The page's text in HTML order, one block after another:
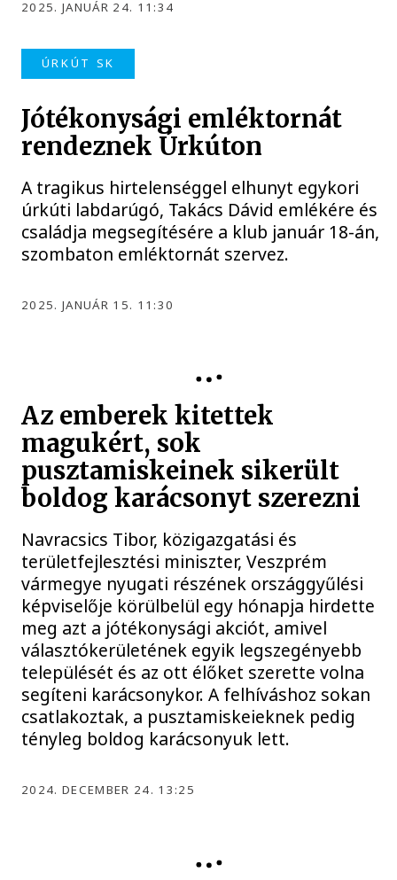
2025. JANUÁR 24. 11:34
ÚRKÚT SK
Jótékonysági emléktornát
rendeznek Úrkúton
A tragikus hirtelenséggel elhunyt egykori
úrkúti labdarúgó, Takács Dávid emlékére és
családja megsegítésére a klub január 18-án,
szombaton emléktornát szervez.
2025. JANUÁR 15. 11:30
Az emberek kitettek
magukért, sok
pusztamiskeinek sikerült
boldog karácsonyt szerezni
Navracsics Tibor, közigazgatási és
területfejlesztési miniszter, Veszprém
vármegye nyugati részének országgyűlési
képviselője körülbelül egy hónapja hirdette
meg azt a jótékonysági akciót, amivel
választókerületének egyik legszegényebb
települését és az ott élőket szerette volna
segíteni karácsonykor. A felhíváshoz sokan
csatlakoztak, a pusztamiskeieknek pedig
tényleg boldog karácsonyuk lett.
2024. DECEMBER 24. 13:25